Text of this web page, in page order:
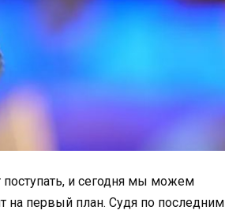
и сегодня мы можем
на первый план. Судя по последним